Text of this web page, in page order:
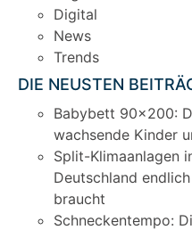
Digital
News
Trends
DIE NEUSTEN
Babybett 90×200:
wachsende Kinder
Split-Klimaanlagen
Deutschland
braucht
Schneckentempo: